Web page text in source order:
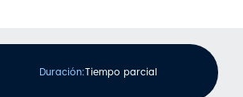
Duración:Tiempo parcial